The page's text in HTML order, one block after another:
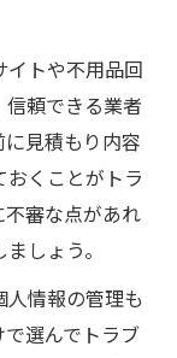
イトや不用品回
頼できる業者
見積もり内容
くことがトラ
審な点があれ
しょう。
情報の管理も
選んでトラブ